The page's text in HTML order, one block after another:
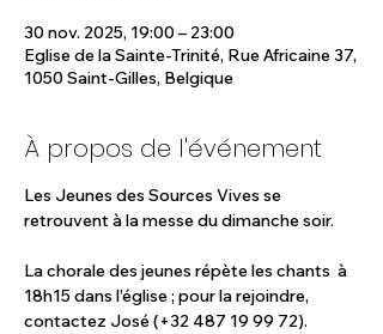
30 nov. 2025, 19:00 – 23:00
Eglise de la Sainte-Trinité, Rue Africaine 37,
1050 Saint-Gilles, Belgique
À propos de l'événement
Les Jeunes des Sources Vives se
retrouvent à la messe du dimanche soir.
La chorale des jeunes répète les chants  à
18h15 dans l’église ; pour la rejoindre,
contactez José (+32 487 19 99 72).